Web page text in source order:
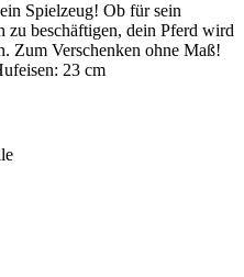
Spielzeug! Ob für sein
zu beschäftigen, dein Pferd wird
Zum Verschenken ohne Maß!
23 cm